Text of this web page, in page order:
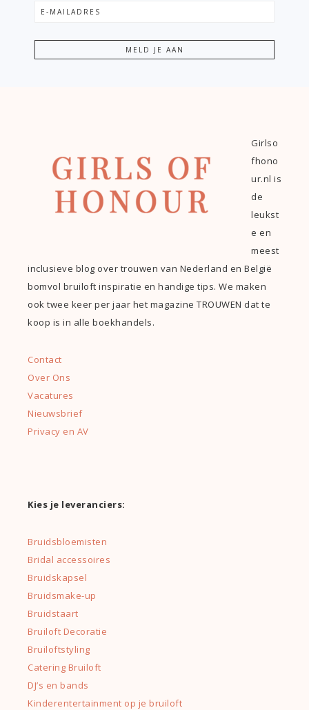
Girlso
fhono
ur.nl is
de
leukst
e en
meest
inclusieve blog over trouwen van Nederland en België
bomvol bruiloft inspiratie en handige tips. We maken
ook twee keer per jaar het magazine TROUWEN dat te
koop is in alle boekhandels.
Contact
Over Ons
Vacatures
Nieuwsbrief
Privacy en AV
Kies je leveranciers:
Bruidsbloemisten
Bridal accessoires
Bruidskapsel
Bruidsmake-up
Bruidstaart
Bruiloft Decoratie
Bruiloftstyling
Catering Bruiloft
DJ’s en bands
Kinderentertainment op je bruiloft